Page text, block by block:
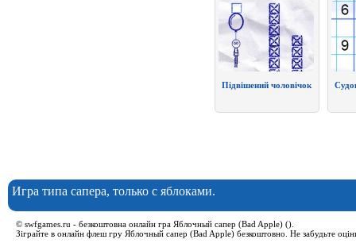
Игра типа сапера, только с яблоками.
© swfgames.ru - безкоштовна онлайн гра Яблочный сапер (Bad Apple) ().
Зіграйте в онлайн флеш гру Яблочный сапер (Bad Apple) безкоштовно. Не забудьте
Підвішений чоловічок